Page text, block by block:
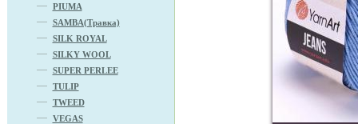
PIUMA
SAMBA(Травка)
SILK ROYAL
SILKY WOOL
SUPER PERLEE
TULIP
TWEED
VEGAS